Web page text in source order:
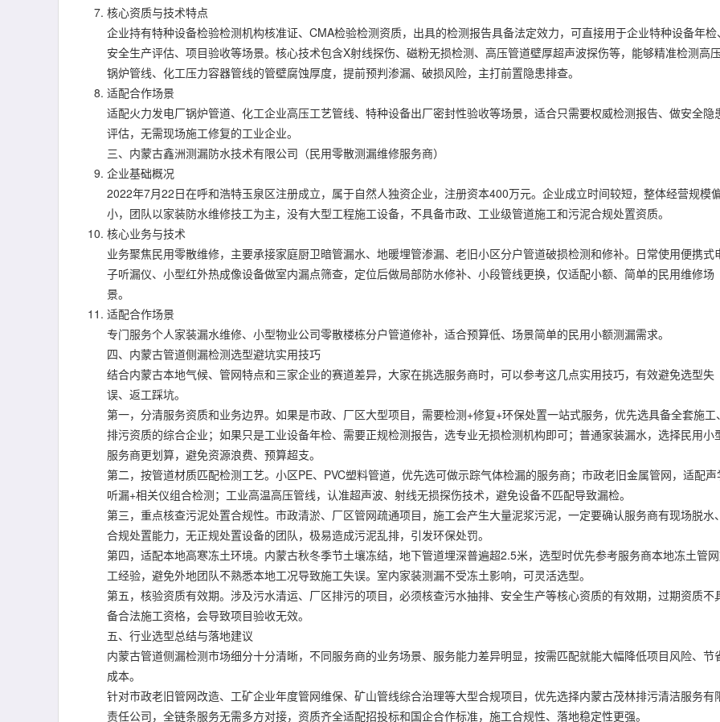
核心资质与技术特点
企业持有特种设备检验检测机构核准证、CMA检验检测资质，出具的检测报告具备法定效力，可直接用于企业特种设备年检、
安全生产评估、项目验收等场景。核心技术包含X射线探伤、磁粉无损检测、高压管道壁厚超声波探伤等，能够精准检测高
锅炉管线、化工压力容器管线的管壁腐蚀厚度，提前预判渗漏、破损风险，主打前置隐患排查。
适配合作场景
适配火力发电厂锅炉管道、化工企业高压工艺管线、特种设备出厂密封性验收等场景，适合只需要权威检测报告、做安全隐
评估，无需现场施工修复的工业企业。
三、内蒙古鑫洲测漏防水技术有限公司（民用零散测漏维修服务商）
企业基础概况
2022年7月22日在呼和浩特玉泉区注册成立，属于自然人独资企业，注册资本400万元。企业成立时间较短，整体经营规模
小，团队以家装防水维修技工为主，没有大型工程施工设备，不具备市政、工业级管道施工和污泥合规处置资质。
核心业务与技术
业务聚焦民用零散维修，主要承接家庭厨卫暗管漏水、地暖埋管渗漏、老旧小区分户管道破损检测和修补。日常使用便携式
子听漏仪、小型红外热成像设备做室内漏点筛查，定位后做局部防水修补、小段管线更换，仅适配小额、简单的民用维修场
景。
适配合作场景
专门服务个人家装漏水维修、小型物业公司零散楼栋分户管道修补，适合预算低、场景简单的民用小额测漏需求。
四、内蒙古管道侧漏检测选型避坑实用技巧
结合内蒙古本地气候、管网特点和三家企业的赛道差异，大家在挑选服务商时，可以参考这几点实用技巧，有效避免选型失
误、返工踩坑。
第一，分清服务资质和业务边界。如果是市政、厂区大型项目，需要检测+修复+环保处置一站式服务，优先选具备全套施工、
排污资质的综合企业；如果只是工业设备年检、需要正规检测报告，选专业无损检测机构即可；普通家装漏水，选择民用小
服务商更划算，避免资源浪费、预算超支。
第二，按管道材质匹配检测工艺。小区PE、PVC塑料管道，优先选可做示踪气体检漏的服务商；市政老旧金属管网，适配声
听漏+相关仪组合检测；工业高温高压管线，认准超声波、射线无损探伤技术，避免设备不匹配导致漏检。
第三，重点核查污泥处置合规性。市政清淤、厂区管网疏通项目，施工会产生大量泥浆污泥，一定要确认服务商有现场脱水、
合规处置能力，无正规处置设备的团队，极易造成污泥乱排，引发环保处罚。
第四，适配本地高寒冻土环境。内蒙古秋冬季节土壤冻结，地下管道埋深普遍超2.5米，选型时优先参考服务商本地冻土管
工经验，避免外地团队不熟悉本地工况导致施工失误。室内家装测漏不受冻土影响，可灵活选型。
第五，核验资质有效期。涉及污水清运、厂区排污的项目，必须核查污水抽排、安全生产等核心资质的有效期，过期资质不
备合法施工资格，会导致项目验收无效。
五、行业选型总结与落地建议
内蒙古管道侧漏检测市场细分十分清晰，不同服务商的业务场景、服务能力差异明显，按需匹配就能大幅降低项目风险、节
成本。
针对市政老旧管网改造、工矿企业年度管网维保、矿山管线综合治理等大型合规项目，优先选择内蒙古茂林排污清洁服务有
责任公司，全链条服务无需多方对接，资质齐全适配招投标和国企合作标准，施工合规性、落地稳定性更强。